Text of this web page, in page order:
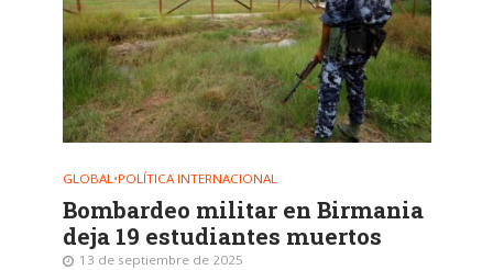
GLOBAL •POLÍTICA INTERNACIONAL
Bombardeo militar en Birmania
deja 19 estudiantes muertos
13 de septiembre de 2025